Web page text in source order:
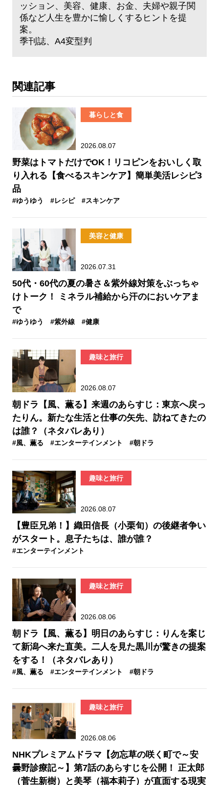
ッション、美容、健康、お金、夫婦や親子関
係など人生を豊かに愉しくするヒントを提
案。
季刊誌、A4変型判
関連記事
暮らしと食
2026.08.07
野菜はトマトだけでOK！リコピンをおいしく取
り入れる【食べるスキンケア】簡単美活レシピ3
品
#ゆうゆう #レシピ #スキンケア
美容と健康
2026.07.31
50代・60代の夏の暑さ＆紫外線対策をぶっちゃ
けトーク！ ミネラル補給から汗のにおいケアま
で
#ゆうゆう #紫外線 #健康
趣味と旅行
2026.08.07
朝ドラ【風、薫る】来週のあらすじ：東京へ戻っ
たりん。新たな生活と仕事の矢先、訪ねてきたの
は誰？（ネタバレあり）
#風、薫る #エンターテインメント #朝ドラ
趣味と旅行
2026.08.07
【豊臣兄弟！】織田信長（小栗旬）の後継者争い
がスタート。息子たちは、誰が誰？
#エンターテインメント
趣味と旅行
2026.08.06
朝ドラ【風、薫る】明日のあらすじ：​りんを案じ
て新潟へ来た直美。二人を見た黒川が驚きの提案
をする！（ネタバレあり）
#風、薫る #エンターテインメント #朝ドラ
趣味と旅行
2026.08.06
NHKプレミアムドラマ【勿忘草の咲く町で～安
曇野診療記～】第7話のあらすじを公開！ 正太郎
（菅生新樹）と美琴（福本莉子）が直面する現実